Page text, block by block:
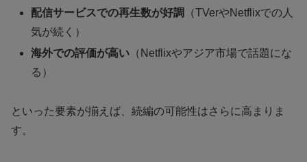
配信サービスでの再生数が好調
（TVerやNetflixでの人
気が続く）
海外での評価が高い （Netflixやアジア市場で話題にな
る）
といった要素が揃えば、続編の可能性はさらに高まりま
す。